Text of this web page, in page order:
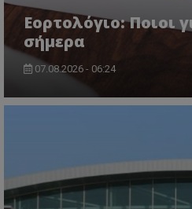
Εορτολόγιο: Ποιοι
σήμερα
07.08.2026 - 06:24